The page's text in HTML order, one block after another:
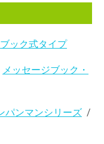
ブック式タイプ
メッセージブック・
パンマンシリーズ